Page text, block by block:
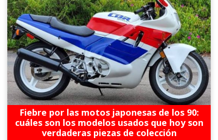
Fiebre por las motos japonesas de los 90:
cuáles son los modelos usados que hoy son
verdaderas piezas de colección